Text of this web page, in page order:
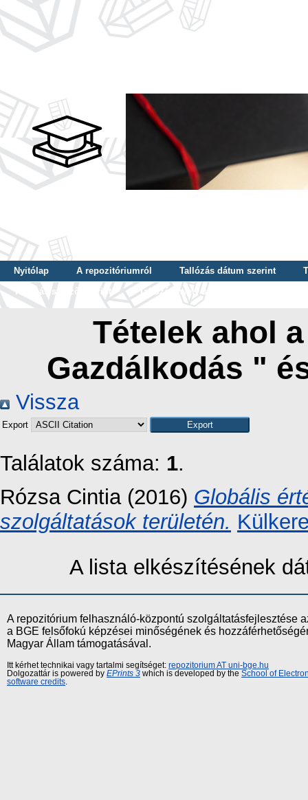
Nyitólap A repozitóriumról Tallózás dátum szerint
Tallózás szerző szerint
Tallózás nyelv szerint
Tételek ahol
Gazdálkodás "
Vissza
Export
Találatok száma: 1.
Rózsa Cintia (2016) Globális
szolgáltatások területén.
A lista elkészítésének
A repozitórium felhasználó-központú szolgáltatásfejlesztése
a BGE felsőfokú képzései minőségének és
Magyar Állam támogatásával.
Itt kérhet technikai vagy tartalmi segítséget: repozitorium AT uni-bge.hu
Dolgozattár is powered by EPrints 3 which is developed by the School of
software credits